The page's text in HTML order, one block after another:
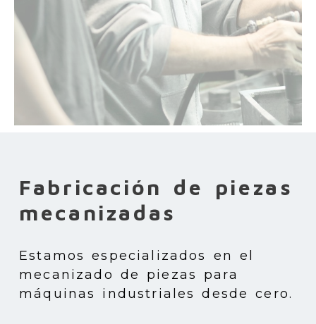
Fabricación de piezas
mecanizadas
Estamos especializados en el
mecanizado de piezas para
máquinas industriales desde cero.